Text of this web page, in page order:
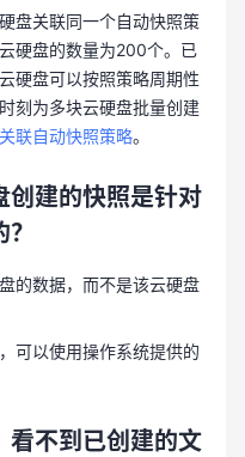
盘关联同一个自动快照策
硬盘的数量为200个。已
硬盘可以按照策略周期性
刻为多块云硬盘批量创建
联自动快照策略。
创建的快照是针对
的数据，而不是该云硬盘
可以使用操作系统提供的
看不到已创建的文